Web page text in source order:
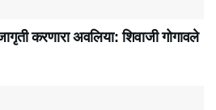
करणारा अवलिया: शिवाजी गोगावले